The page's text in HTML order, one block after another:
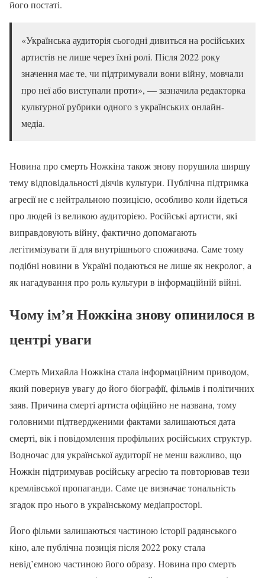
його постаті.
«Українська аудиторія сьогодні дивиться на російських
артистів не лише через їхні ролі. Після 2022 року
значення має те, чи підтримували вони війну, мовчали
про неї або виступали проти», — зазначила редакторка
культурної рубрики одного з українських онлайн-
медіа.
Новина про смерть Ножкіна також знову порушила ширшу
тему відповідальності діячів культури. Публічна підтримка
агресії не є нейтральною позицією, особливо коли йдеться
про людей із великою аудиторією. Російські артисти, які
виправдовують війну, фактично допомагають
легітимізувати її для внутрішнього споживача. Саме тому
подібні новини в Україні подаються не лише як некролог, а
як нагадування про роль культури в інформаційній війні.
Чому ім’я Ножкіна знову опинилося в
центрі уваги
Смерть Михайла Ножкіна стала інформаційним приводом,
який повернув увагу до його біографії, фільмів і політичних
заяв. Причина смерті артиста офіційно не названа, тому
головними підтвердженими фактами залишаються дата
смерті, вік і повідомлення профільних російських структур.
Водночас для української аудиторії не менш важливо, що
Ножкін підтримував російську агресію та повторював тези
кремлівської пропаганди. Саме це визначає тональність
згадок про нього в українському медіапросторі.
Його фільми залишаються частиною історії радянського
кіно, але публічна позиція після 2022 року стала
невід’ємною частиною його образу. Новина про смерть